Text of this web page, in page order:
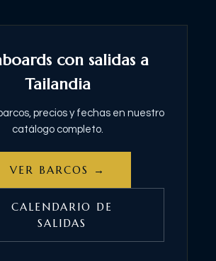
con salidas a
Tailandia
precios y fechas en nuestro
catálogo completo.
VER BARCOS →
CALENDARIO DE
SALIDAS